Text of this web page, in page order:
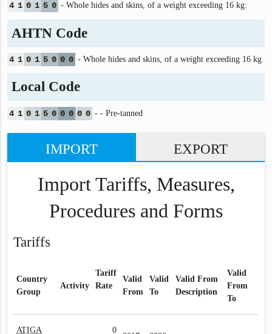
4 1 0 1 5 0 - Whole hides and skins, of a weight exceeding 16 kg:
AHTN Code
4 1 0 1 5 0 0 0 - Whole hides and skins, of a weight exceeding 16 kg
Local Code
4 1 0 1 5 0 0 0 0 0 - - Pre-tanned
IMPORT EXPORT
Import Tariffs, Measures,
Procedures and Forms
Tariffs
Country
Group
Activity
Tariff
Rate
Valid
From
Valid
To
Valid From
Description
Valid
From
To
ATIGA
0